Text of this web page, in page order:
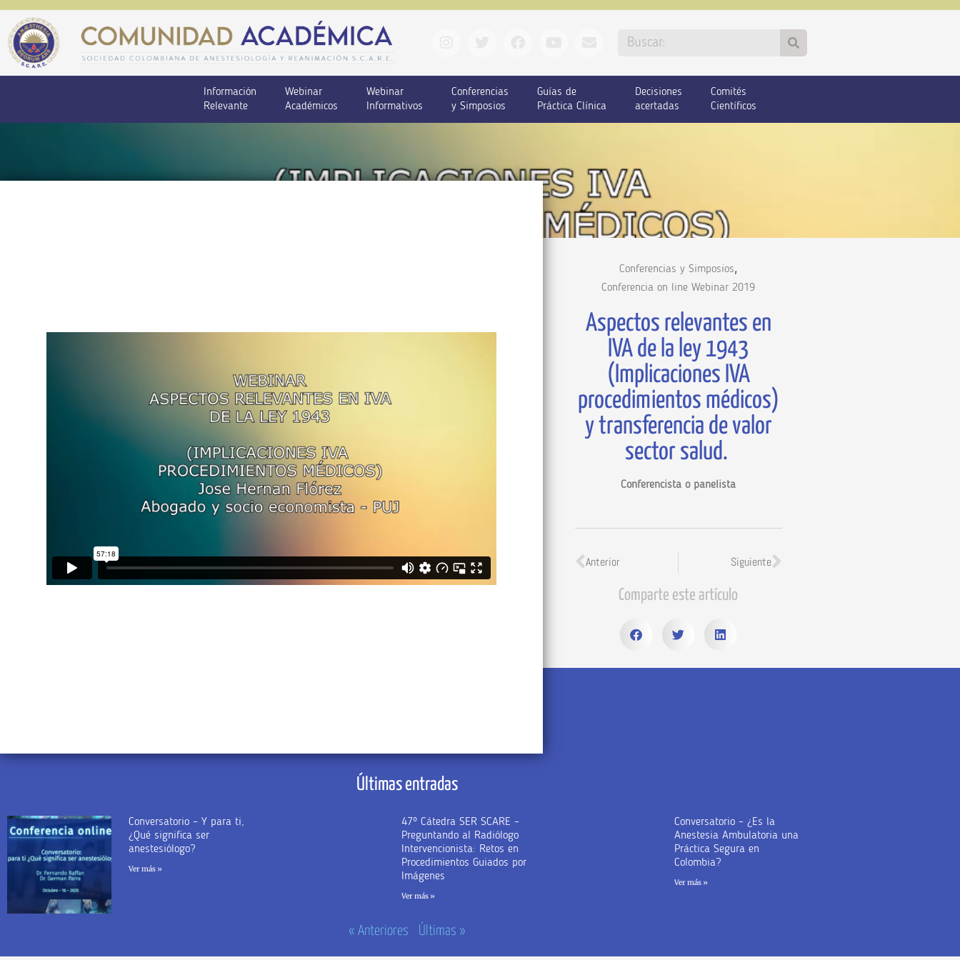
Información
Relevante
Webinar
Académicos
Webinar
Informativos
Conferencias
y Simposios
Guías de
Práctica Clínica
Decisiones
acertadas
Comités
Científicos
Conferencias y Simposios,
Conferencia on line Webinar 2019
Aspectos relevantes en
IVA de la ley 1943
(Implicaciones IVA
procedimientos médicos)
y transferencia de valor
sector salud.
Conferencista o panelista
Anterior Siguiente
Comparte este artículo
Últimas entradas
Conversatorio – Y para ti,
¿Qué significa ser
anestesiólogo?
Ver más »
47º Cátedra SER SCARE –
Preguntando al Radiólogo
Intervencionista: Retos en
Procedimientos Guiados por
Imágenes
Ver más »
Conversatorio – ¿Es la
Anestesia Ambulatoria una
Práctica Segura en
Colombia?
Ver más »
« Anteriores Últimas »